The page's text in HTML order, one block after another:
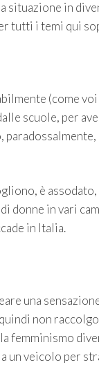
situazione in
tutti i temi qui
(come
scuole, per
è
donne in vari
in Italia.
una
non
femminismo
un veicolo per